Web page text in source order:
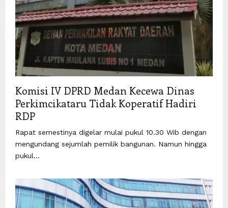
Komisi IV DPRD Medan Kecewa Dinas
Perkimcikataru Tidak Koperatif Hadiri
RDP
Rapat semestinya digelar mulai pukul 10.30 Wib dengan
mengundang sejumlah pemilik bangunan. Namun hingga
pukul...